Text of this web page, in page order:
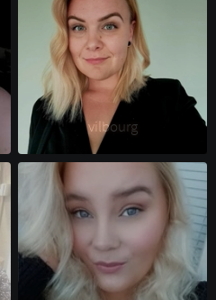
vilbourg